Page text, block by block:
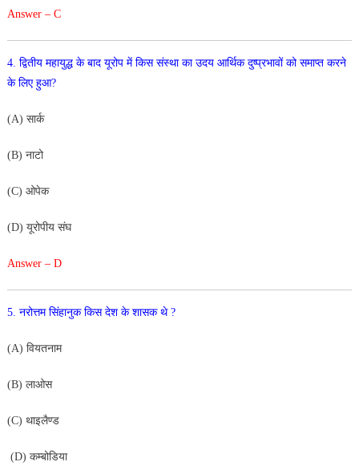
Answer – C
4. द्वितीय महायुद्ध के बाद यूरोप में किस संस्था का उदय आर्थिक दुष्प्रभावों को समाप्त करने
के लिए हुआ?
(A) सार्क
(B) नाटो
(C) ओपेक
(D) यूरोपीय संघ
Answer – D
5. नरोत्तम सिंहानुक किस देश के शासक थे ?
(A) वियतनाम
(B) लाओस
(C) थाइलैण्ड
(D) कम्बोडिया